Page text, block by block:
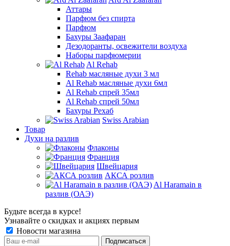
Аттары
Парфюм без спирта
Парфюм
Бахуры Заафаран
Дезодоранты, освежители воздуха
Наборы парфюмерии
Al Rehab
Rehab масляные духи 3 мл
Al Rehab масляные духи 6мл
Al Rehab спрей 35мл
Al Rehab спрей 50мл
Бахуры Рехаб
Swiss Arabian
Товар
Духи на разлив
Флаконы
Франция
Швейцария
АКСА розлив
Al Haramain в
разлив (ОАЭ)
Будьте всегда в курсе!
Узнавайте о скидках и акциях первым
Новости магазина